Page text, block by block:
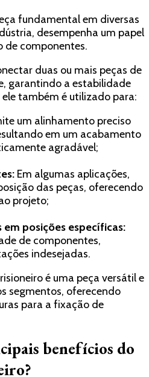
fundamental em diversas
desempenha um papel
de componentes.
duas ou mais peças de
garantindo a estabilidade
também é utilizado para:
um alinhamento preciso
em um acabamento
agradável;
Em algumas aplicações,
das peças, oferecendo
projeto;
posições específicas:
de componentes,
indesejadas.
é uma peça versátil e
segmentos, oferecendo
para a fixação de
benefícios do